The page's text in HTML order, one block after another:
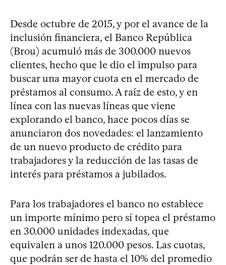
Desde octubre de 2015, y por el avance de la
inclusión financiera, el Banco República
(Brou) acumuló más de 300.000 nuevos
clientes, hecho que le dio el impulso para
buscar una mayor cuota en el mercado de
préstamos al consumo. A raíz de esto, y en
línea con las nuevas líneas que viene
explorando el banco, hace pocos días se
anunciaron dos novedades: el lanzamiento
de un nuevo producto de crédito para
trabajadores y la reducción de las tasas de
interés para préstamos a jubilados.
Para los trabajadores el banco no establece
un importe mínimo pero sí topea el préstamo
en 30.000 unidades indexadas, que
equivalen a unos 120.000 pesos. Las cuotas,
que podrán ser de hasta el 10% del promedio